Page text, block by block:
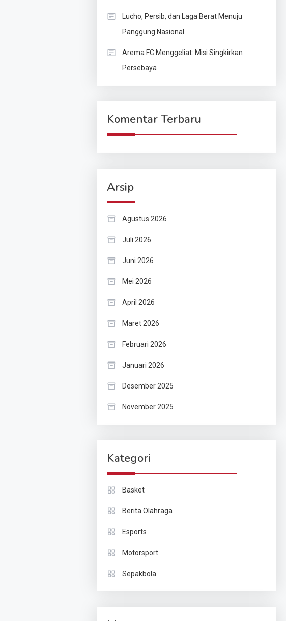
Lucho, Persib, dan Laga Berat Menuju
Panggung Nasional
Arema FC Menggeliat: Misi Singkirkan
Persebaya
Komentar Terbaru
Arsip
Agustus 2026
Juli 2026
Juni 2026
Mei 2026
April 2026
Maret 2026
Februari 2026
Januari 2026
Desember 2025
November 2025
Kategori
Basket
Berita Olahraga
Esports
Motorsport
Sepakbola